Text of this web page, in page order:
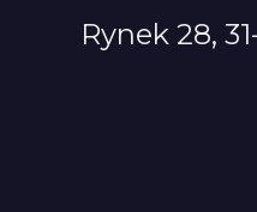
Rynek 28,